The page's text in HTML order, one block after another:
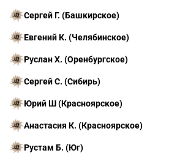
Сергей Г. (Башкирское)
Евгений К. (Челябинское)
Руслан Х. (Оренбургское)
Сергей С. (Сибирь)
Юрий Ш (Красноярское)
Анастасия К. (Красноярское)
Рустам Б. (Юг)